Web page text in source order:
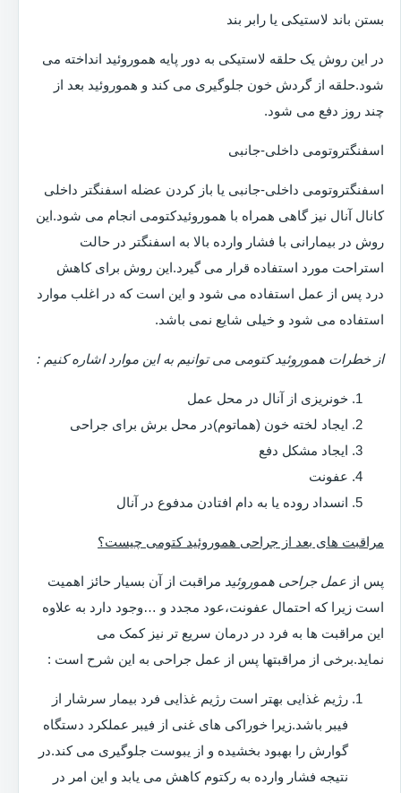
بستن باند لاستیکی یا رابر بند
در این روش یک حلقه لاستیکی به دور پایه هموروئید انداخته می
شود.حلقه از گردش خون جلوگیری می کند و هموروئید بعد از
چند روز دفع می شود.
اسفنگتروتومی داخلی-جانبی
اسفنگتروتومی داخلی-جانبی یا باز کردن عضله اسفنگتر داخلی
کانال آنال نیز گاهی همراه با هموروئیدکتومی انجام می شود.این
روش در بیمارانی با فشار وارده بالا به اسفنگتر در حالت
استراحت مورد استفاده قرار می گیرد.این روش برای کاهش
درد پس از عمل استفاده می شود و این است که در اغلب موارد
استفاده می شود و خیلی شایع نمی باشد.
از خطرات هموروئید کتومی می توانیم به این موارد اشاره کنیم :
خونریزی از آنال در محل عمل
ایجاد لخته خون (هماتوم)در محل برش برای جراحی
ایجاد مشکل دفع
عفونت
انسداد روده یا به دام افتادن مدفوع در آنال
مراقبت های بعد از جراحی هموروئید کتومی چیست؟
پس از عمل جراحی هموروئید مراقبت از آن بسیار حائز اهمیت
است زیرا که احتمال عفونت،عود مجدد و …وجود دارد به علاوه
این مراقبت ها به فرد در درمان سریع تر نیز کمک می
نماید.برخی از مراقبتها پس از عمل جراحی به این شرح است :
رژیم غذایی بهتر است رژیم غذایی فرد بیمار سرشار از
فیبر باشد.زیرا خوراکی های غنی از فیبر عملکرد دستگاه
گوارش را بهبود بخشیده و از یبوست جلوگیری می کند.در
نتیجه فشار وارده به رکتوم کاهش می یابد و این امر در